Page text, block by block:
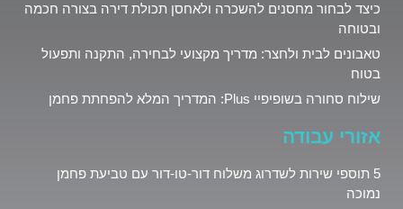
כיצד לבחור מחסנים להשכרה ולאחסן תכולת דירה בצורה חכמה
ובטוחה
טאבונים לבית ולחצר: מדריך מקצועי לבחירה, התקנה ותפעול
בטוח
שילוח סחורה בשופיפיי Plus: המדריך המלא להפחתת פחמן
אזורי עבודה
5 תוספי שירות לשדרוג משלוח דור‑טו‑דור עם טביעת פחמן
נמוכה